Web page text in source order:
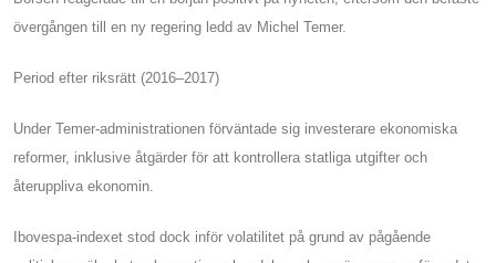
övergången till en ny regering ledd av Michel Temer.
Period efter riksrätt (2016–2017)
Under Temer-administrationen förväntade sig investerare ekonomiska
reformer, inklusive åtgärder för att kontrollera statliga utgifter och
återuppliva ekonomin.
Ibovespa-indexet stod dock inför volatilitet på grund av pågående